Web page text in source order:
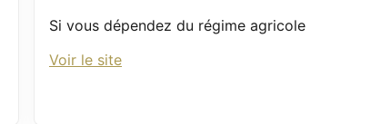
Si vous dépendez du régime agricole
Voir le site